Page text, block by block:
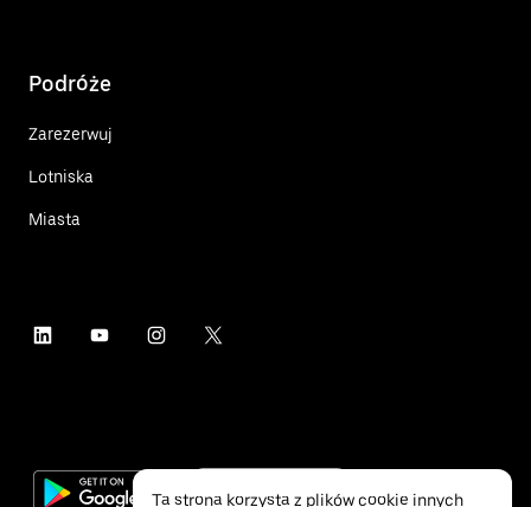
Podróże
Zarezerwuj
Lotniska
Miasta
Ta strona korzysta z plików cookie innych